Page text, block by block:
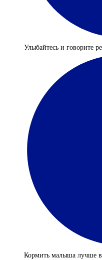
Улыбайтесь и говорите
Кормить малыша лучше